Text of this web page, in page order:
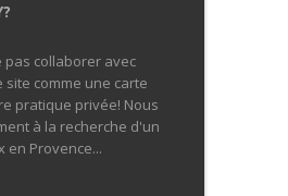
collaborer avec
site comme une carte
pratique privée! Nous
à la recherche d'un
en Provence...